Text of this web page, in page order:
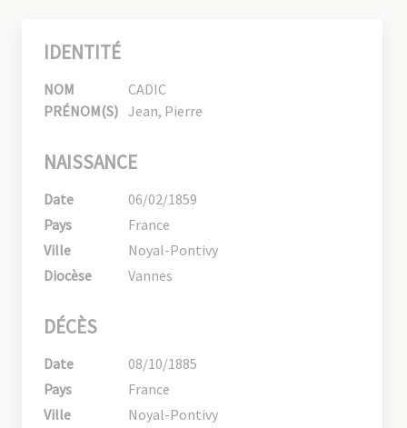
IDENTITÉ
NOM
CADIC
PRÉNOM(S) Jean, Pierre
NAISSANCE
Date
06/02/1859
Pays
France
Ville
Noyal-Pontivy
Diocèse
Vannes
DÉCÈS
Date
08/10/1885
Pays
France
Ville
Noyal-Pontivy